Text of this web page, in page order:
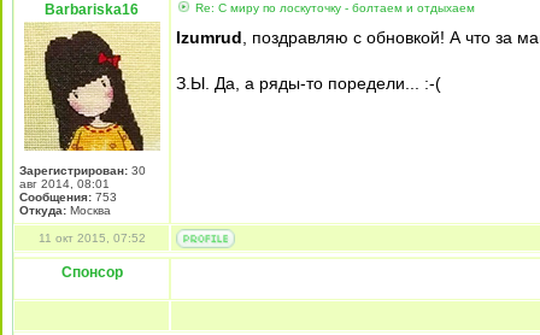
Barbariska16
Зарегистрирован: 30
авг 2014, 08:01
Сообщения: 753
Откуда: Москва
Re: С миру по лоскуточку - болтаем и отдыхаем
Izumrud , поздравляю с обновкой! А что за
З.Ы. Да, а ряды-то поредели... :-(
11 окт 2015, 07:52
Спонсор